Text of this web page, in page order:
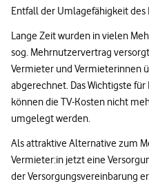
Entfall der Umlagefähigkeit des
Lange Zeit wurden in vielen
sog. Mehrnutzervertrag
Vermieter und Vermieterinnen
abgerechnet. Das Wichtigste
können die TV-Kosten nicht
umgelegt werden.
Als attraktive Alternative zum
Vermieter:in jetzt eine
der Versorgungsvereinbarung